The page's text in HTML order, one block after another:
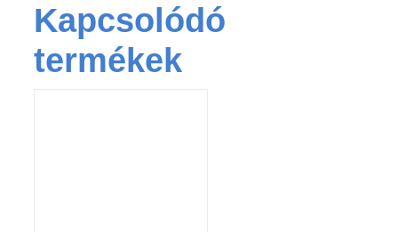
Kapcsolódó
termékek